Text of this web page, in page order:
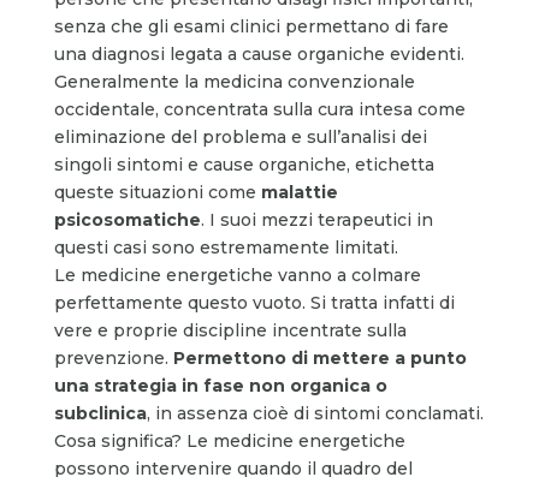
senza che gli esami clinici permettano di fare
una diagnosi legata a cause organiche evidenti.
Generalmente la medicina convenzionale
occidentale, concentrata sulla cura intesa come
eliminazione del problema e sull’analisi dei
singoli sintomi e cause organiche, etichetta
queste situazioni come malattie
psicosomatiche. I suoi mezzi terapeutici in
questi casi sono estremamente limitati.
Le medicine energetiche vanno a colmare
perfettamente questo vuoto. Si tratta infatti di
vere e proprie discipline incentrate sulla
prevenzione. Permettono di mettere a punto
una strategia in fase non organica o
subclinica, in assenza cioè di sintomi conclamati.
Cosa significa? Le medicine energetiche
possono intervenire quando il quadro del